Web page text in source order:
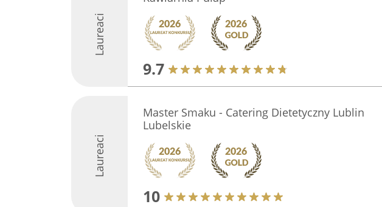
Laureaci
9.7
Laureaci
Master Smaku - Catering Dietetyczny Lublin
Lubelskie
10